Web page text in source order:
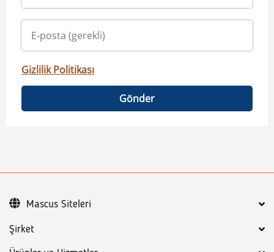
Gizlilik Politikası
Gönder
Şirket
Mascus Siteleri